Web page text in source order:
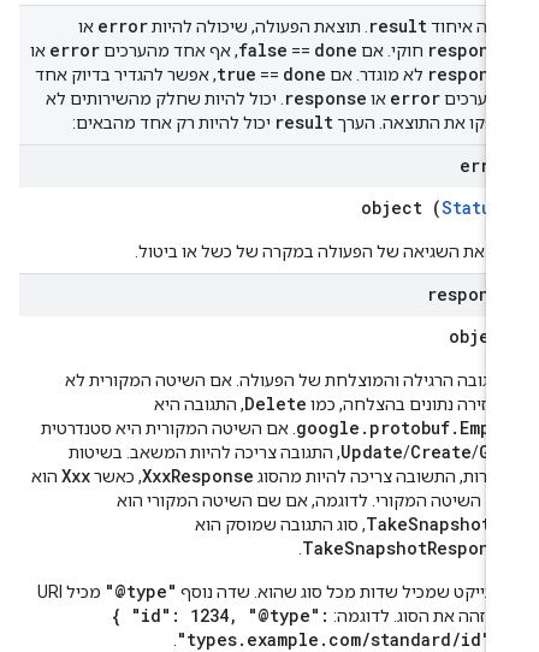
איחודresult. תוצאת הפעולה, שיכולה להיותerrorאו
חוקי. אםdone
==
false, אף אחד מהערכיםerrorאו
לא מוגדר. אםdone
==
true, אפשר להגדיר בדיוק אחד
errorאוresponse. יכול להיות שחלק מהשירותים לא
את התוצאה. הערךresultיכול להיות רק אחד מהבאים:
object (Status
השגיאה של הפעולה במקרה של כשל או ביטול.
הרגילה והמוצלחת של הפעולה. אם השיטה המקורית לא
נתונים בהצלחה, כמוDelete, התגובה היא
. אם השיטה המקורית היא סטנדרטית
Create
/
Update, התגובה צריכה להיות המשאב. בשיטות
התשובה צריכה להיות מהסוגXxxResponse, כאשרXxxהוא
השיטה המקורי. לדוגמה, אם שם השיטה המקורי הוא
, סוג התגובה שמוסק הוא
.
שמכיל שדות מכל סוג שהוא. שדה נוסף"@type"
מכיל URI
את הסוג. לדוגמה:{ "id": 1234, "@type":
"types.example.com/standard/id"
.